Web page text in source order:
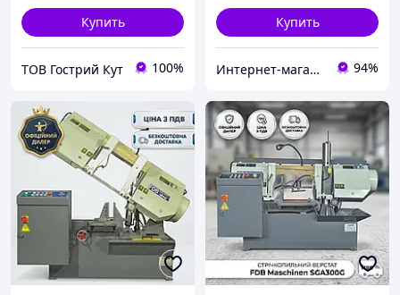
Купить
ТОВ Гострий Кут 100%
Купить
Интернет-магазин BoomMarket 94%